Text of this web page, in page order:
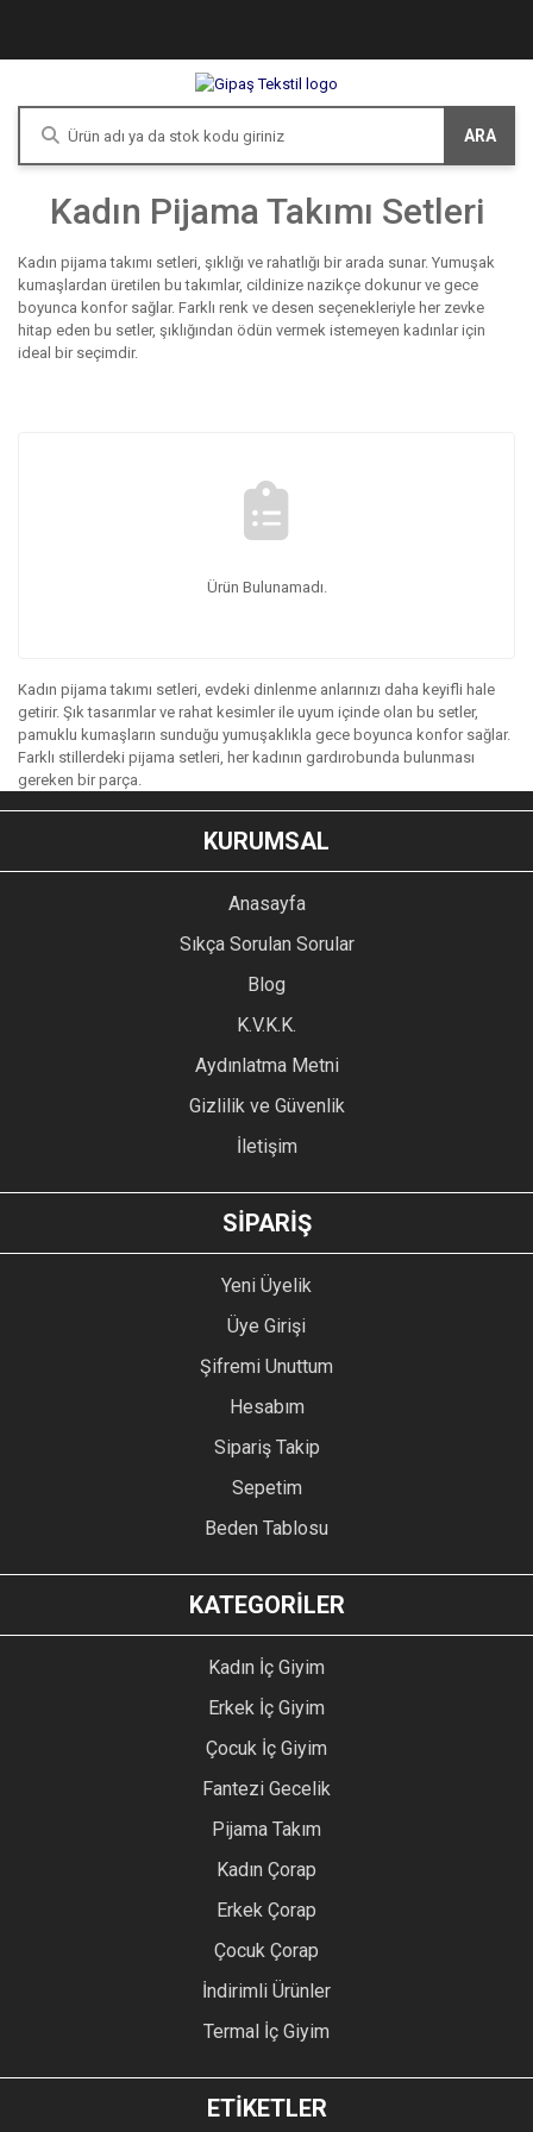
ARA
Kadın Pijama Takımı Setleri
Kadın pijama takımı setleri, şıklığı ve rahatlığı bir arada sunar. Yumuşak
kumaşlardan üretilen bu takımlar, cildinize nazikçe dokunur ve gece
boyunca konfor sağlar. Farklı renk ve desen seçenekleriyle her zevke
hitap eden bu setler, şıklığından ödün vermek istemeyen kadınlar için
ideal bir seçimdir.
Ürün Bulunamadı.
Kadın pijama takımı setleri, evdeki dinlenme anlarınızı daha keyifli hale
getirir. Şık tasarımlar ve rahat kesimler ile uyum içinde olan bu setler,
pamuklu kumaşların sunduğu yumuşaklıkla gece boyunca konfor sağlar.
Farklı stillerdeki pijama setleri, her kadının gardırobunda bulunması
gereken bir parça.
KURUMSAL
Anasayfa
Sıkça Sorulan Sorular
Blog
K.V.K.K.
Aydınlatma Metni
Gizlilik ve Güvenlik
İletişim
SİPARİŞ
Yeni Üyelik
Üye Girişi
Şifremi Unuttum
Hesabım
Sipariş Takip
Sepetim
Beden Tablosu
KATEGORİLER
Kadın İç Giyim
Erkek İç Giyim
Çocuk İç Giyim
Fantezi Gecelik
Pijama Takım
Kadın Çorap
Erkek Çorap
Çocuk Çorap
İndirimli Ürünler
Termal İç Giyim
ETİKETLER